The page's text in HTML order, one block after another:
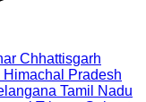
Chhattisgarh
Himachal Pradesh
Tamil Nadu